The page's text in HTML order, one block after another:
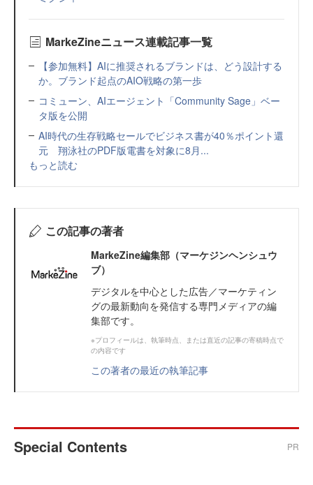
MarkeZineニュース連載記事一覧
【参加無料】AIに推奨されるブランドは、どう設計する
か。ブランド起点のAIO戦略の第一歩
コミューン、AIエージェント「Community Sage」ベー
タ版を公開
AI時代の生存戦略セールでビジネス書が40％ポイント還
元 翔泳社のPDF版電書を対象に8月...
もっと読む
この記事の著者
MarkeZine編集部（マーケジンヘンシュウ
ブ）
デジタルを中心とした広告／マーケティン
グの最新動向を発信する専門メディアの編
集部です。
※プロフィールは、執筆時点、または直近の記事の寄稿時点で
の内容です
この著者の最近の執筆記事
Special Contents PR